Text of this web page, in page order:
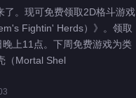
了。现可免费领取2D格斗游戏
Fightin' Herds）》。领取
上11点。下周免费游戏为类
（Mortal Shel